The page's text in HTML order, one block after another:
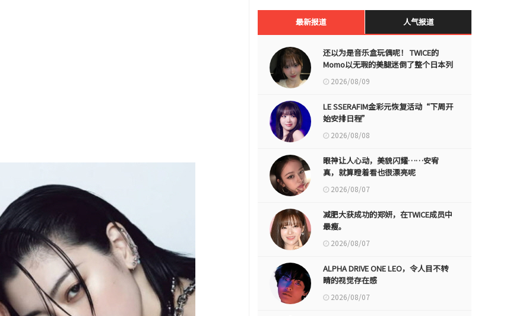
最新报道 人气报道
还以为是音乐盒玩偶呢！ TWICE的
Momo以无瑕的美腿迷倒了整个日本列
岛 2026/08/09
LE SSERAFIM金彩元恢复活动“下周开
始安排日程”
2026/08/08
眼神让人心动，美貌闪耀……安宥
真，就算瞪着看也很漂亮呢
2026/08/07
减肥大获成功的郑妍，在TWICE成员中
最瘦。
2026/08/07
ALPHA DRIVE ONE LEO，令人目不转
睛的视觉存在感
2026/08/07